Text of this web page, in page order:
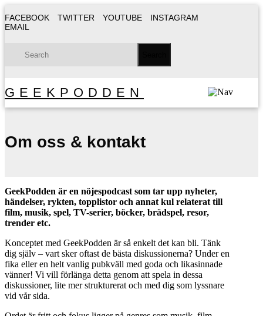
FACEBOOK TWITTER YOUTUBE
INSTAGRAM
EMAIL
GEEKPODDEN
Om oss & kontakt
GeekPodden är en nöjespodcast som tar upp nyheter,
händelser, rykten, topplistor och annat kul relaterat till
film, musik, spel, TV-serier, böcker, brädspel, resor,
trender etc.
Konceptet med GeekPodden är så enkelt det kan bli. Tänk
dig själv – vart sker oftast de bästa diskussionerna? Under en
fika eller en helt vanlig pubkväll med goda och likasinnade
vänner! Vi vill förlänga detta genom att spela in dessa
diskussioner, lite mer strukturerat och med dig som lyssnare
vid vår sida.